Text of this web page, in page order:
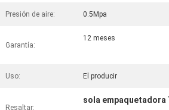
Presión de aire: 0.5Mpa
Garantía:
12 meses
Uso: El producir
Resaltar:
sola empaquetadora